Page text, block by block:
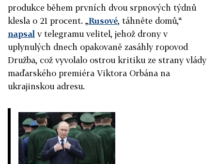
produkce během prvních dvou srpnových týdnů
klesla o 21 procent. „Rusové, táhněte domů,“
napsal v telegramu velitel, jehož drony v
uplynulých dnech opakovaně zasáhly ropovod
Družba, což vyvolalo ostrou kritiku ze strany vlády
maďarského premiéra Viktora Orbána na
ukrajinskou adresu.